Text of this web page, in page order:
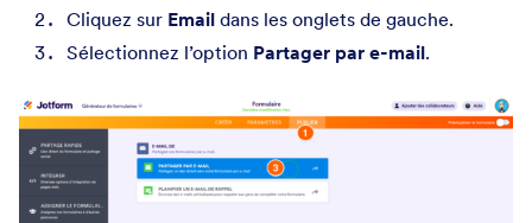
Cliquez sur Email dans les onglets de gauche.
Sélectionnez l’option Partager par e-mail.